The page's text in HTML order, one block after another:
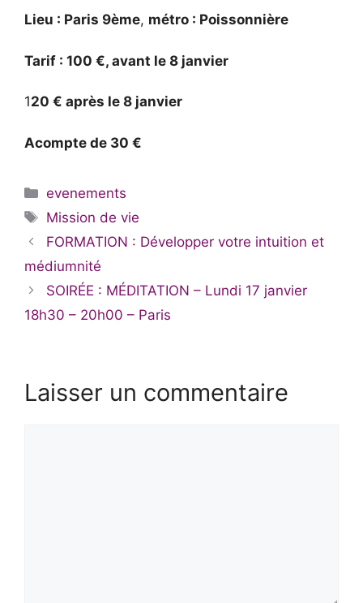
Lieu : Paris 9ème, métro : Poissonnière
Tarif : 100 €, avant le 8 janvier
120 € après le 8 janvier
Acompte de 30 €
Catégories
evenements
Étiquettes
Mission de vie
FORMATION : Développer votre intuition et
médiumnité
SOIRÉE : MÉDITATION – Lundi 17 janvier
18h30 – 20h00 – Paris
Laisser un commentaire